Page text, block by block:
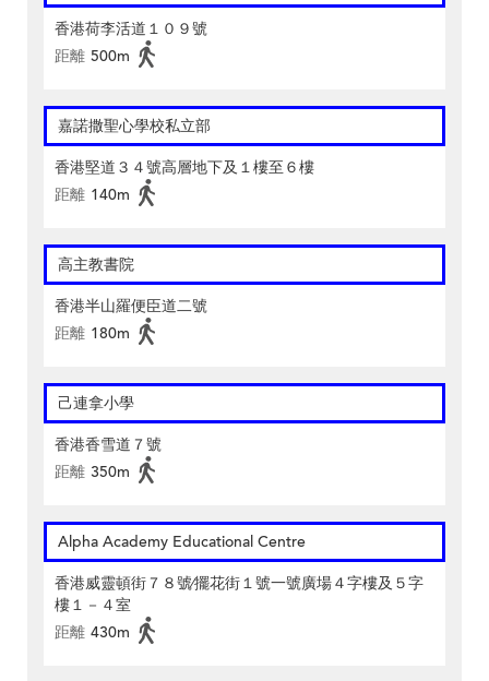
香港荷李活道１０９號
距離 500m
嘉諾撒聖心學校私立部
香港堅道３４號高層地下及１樓至６樓
距離 140m
高主教書院
香港半山羅便臣道二號
距離 180m
己連拿小學
香港香雪道７號
距離 350m
Alpha Academy Educational Centre
香港威靈頓街７８號∕擺花街１號一號廣場４字樓及５字
樓１－４室
距離 430m